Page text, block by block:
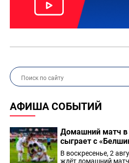
АФИША СОБЫТИЙ
Домашний матч в
сыграет с
В воскресенье, 2
ждёт домашний